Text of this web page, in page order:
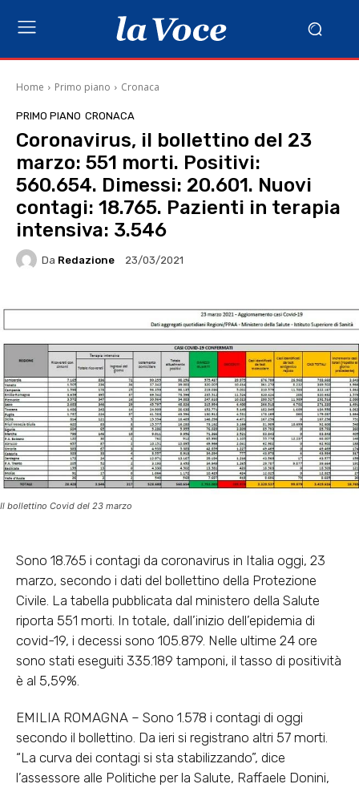
Home Primo piano Cronaca
PRIMO PIANO CRONACA
Coronavirus, il bollettino del 23
marzo: 551 morti. Positivi:
560.654. Dimessi: 20.601. Nuovi
contagi: 18.765. Pazienti in terapia
intensiva: 3.546
Da Redazione 23/03/2021
Il bollettino Covid del 23 marzo
Sono 18.765 i contagi da coronavirus in Italia oggi, 23
marzo, secondo i dati del bollettino della Protezione
Civile. La tabella pubblicata dal ministero della Salute
riporta 551 morti. In totale, dall’inizio dell’epidemia di
covid-19, i decessi sono 105.879. Nelle ultime 24 ore
sono stati eseguiti 335.189 tamponi, il tasso di positività
è al 5,59%.
EMILIA ROMAGNA – Sono 1.578 i contagi di oggi
secondo il bollettino. Da ieri si registrano altri 57 morti.
“La curva dei contagi si sta stabilizzando”, dice
l’assessore alle Politiche per la Salute, Raffaele Donini,